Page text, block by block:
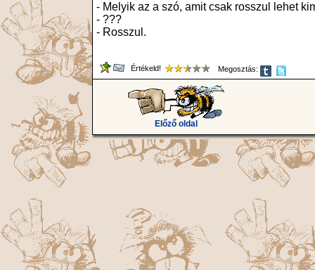
- Melyik az a szó, amit csak rosszul lehet
- ???
- Rosszul.
Értékeld! Megosztás:
Előző oldal